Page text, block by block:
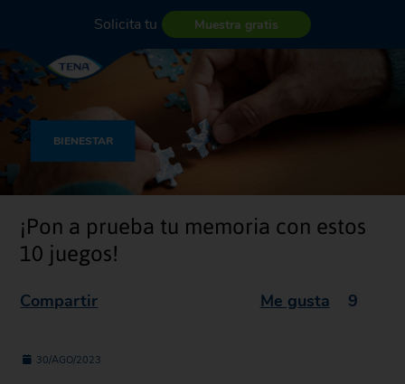
Solicita tu Muestra gratis
BIENESTAR
¡Pon a prueba tu memoria con estos
10 juegos!
Compartir Me gusta 9
30/AGO/2023